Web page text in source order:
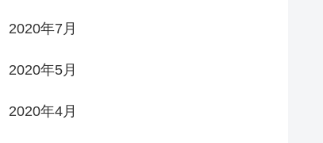
2020年7月
2020年5月
2020年4月